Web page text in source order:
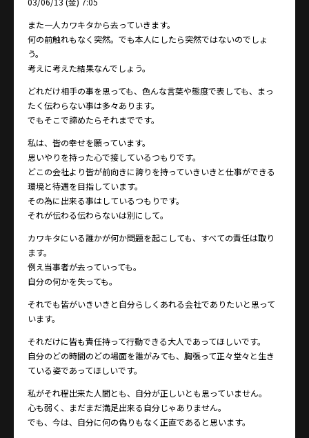
また一人カワキタから去っていきます。
何の前触れもなく突然。でも本人にしたら突然ではないのでしょ
う。
考えに考えた結果なんでしょう。
どれだけ相手の事を思っても、色んな言葉や態度で表しても、まっ
たく伝わらない事は多々あります。
でもそこで諦めたらそれまでです。
私は、皆の幸せを願っています。
思いやりを持った心で接しているつもりです。
どこの会社より皆が前向きに誇りを持っていきいきと仕事ができる
環境と待遇を目指しています。
その為に出来る事はしているつもりです。
それが伝わる伝わらないは別にして。
カワキタにいる誰かが何か問題を起こしても、すべての責任は取り
ます。
例え当事者が去っていっても。
自分の何かを失っても。
それでも皆がいきいきと自分らしくあれる会社でありたいと思って
います。
それだけに皆も責任持って行動できる大人であってほしいです。
自分のどの時間のどの場面を誰がみても、胸張って正々堂々と生き
ている姿であってほしいです。
私がそれ程出来た人間とも、自分が正しいとも思っていません。
心も弱く、まだまだ満足出来る自分じゃありません。
でも、今は、自分に何の偽りもなく正直であると思います。